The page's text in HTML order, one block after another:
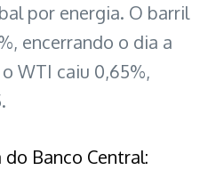
por energia. O barril
encerrando o dia a
WTI caiu 0,65%,
Banco Central: